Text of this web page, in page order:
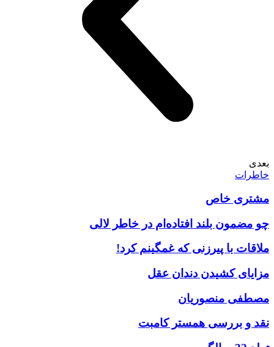
بعدی
خاطرات
مشتری خاص
چو مضمون بلند افتاده‌ام در خاطر لالی
ملاقات با پیرزنی که غمگینم کرد!
مزایای کشیدن دندان عقل
مصطفی منصوریان
نقد و بررسی همستر کامبت